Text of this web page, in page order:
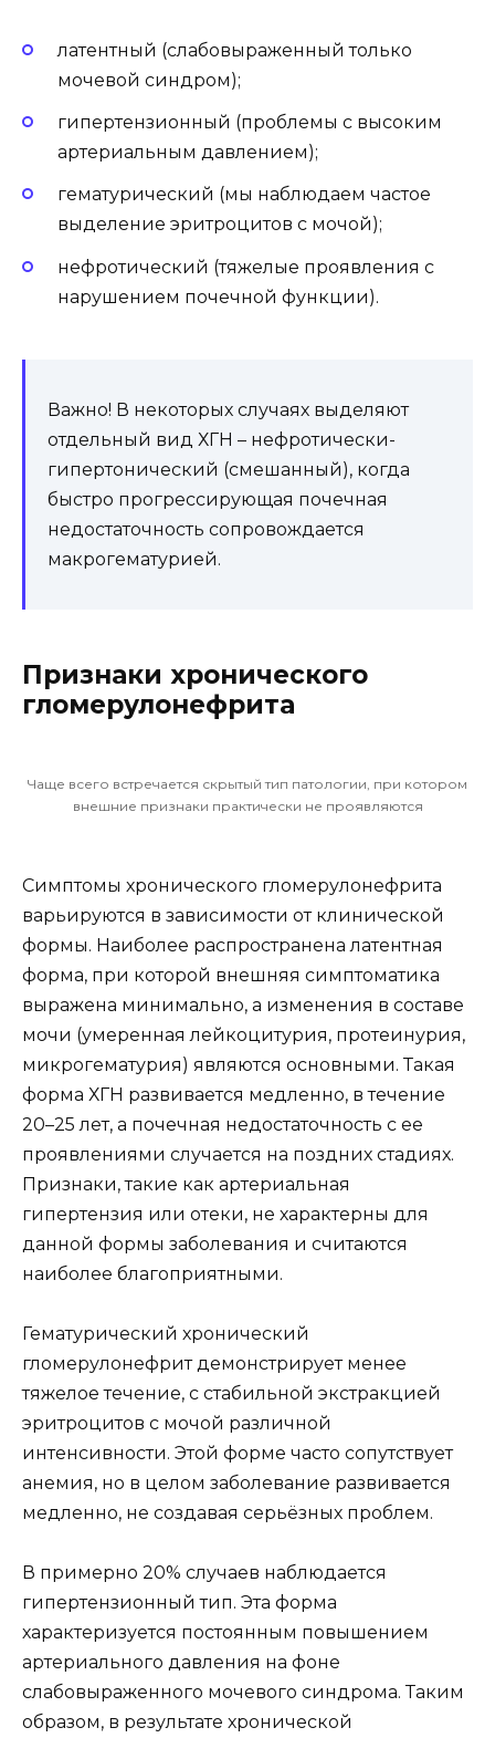
латентный (слабовыраженный только
мочевой синдром);
гипертензионный (проблемы с высоким
артериальным давлением);
гематурический (мы наблюдаем частое
выделение эритроцитов с мочой);
нефротический (тяжелые проявления с
нарушением почечной функции).
Важно! В некоторых случаях выделяют
отдельный вид ХГН – нефротически-
гипертонический (смешанный), когда
быстро прогрессирующая почечная
недостаточность сопровождается
макрогематурией.
Признаки хронического
гломерулонефрита
Чаще всего встречается скрытый тип патологии, при котором
внешние признаки практически не проявляются
Симптомы хронического гломерулонефрита
варьируются в зависимости от клинической
формы. Наиболее распространена латентная
форма, при которой внешняя симптоматика
выражена минимально, а изменения в составе
мочи (умеренная лейкоцитурия, протеинурия,
микрогематурия) являются основными. Такая
форма ХГН развивается медленно, в течение
20–25 лет, а почечная недостаточность с ее
проявлениями случается на поздних стадиях.
Признаки, такие как артериальная
гипертензия или отеки, не характерны для
данной формы заболевания и считаются
наиболее благоприятными.
Гематурический хронический
гломерулонефрит демонстрирует менее
тяжелое течение, с стабильной экстракцией
эритроцитов с мочой различной
интенсивности. Этой форме часто сопутствует
анемия, но в целом заболевание развивается
медленно, не создавая серьёзных проблем.
В примерно 20% случаев наблюдается
гипертензионный тип. Эта форма
характеризуется постоянным повышением
артериального давления на фоне
слабовыраженного мочевого синдрома. Таким
образом, в результате хронической